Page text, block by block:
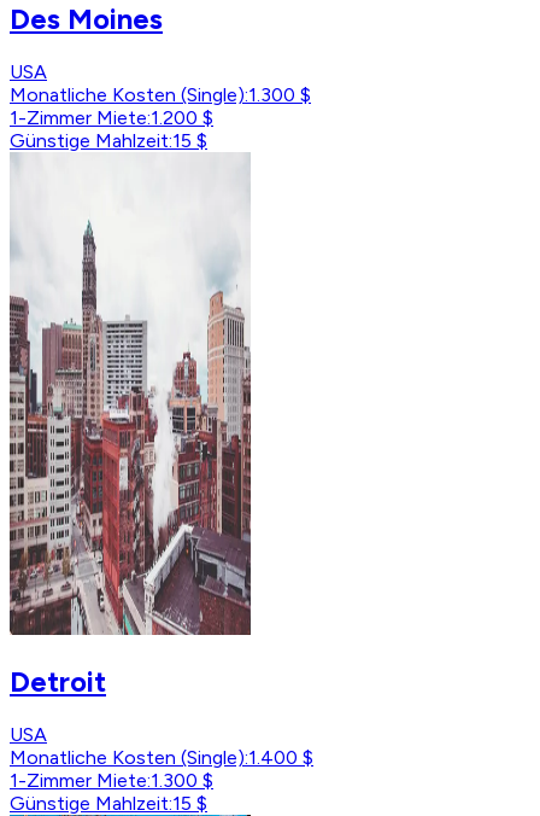
Des Moines
USA
Monatliche Kosten (Single):1.300 $
1-Zimmer Miete:1.200 $
Günstige Mahlzeit:15 $
Detroit
USA
Monatliche Kosten (Single):1.400 $
1-Zimmer Miete:1.300 $
Günstige Mahlzeit:15 $